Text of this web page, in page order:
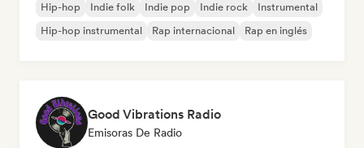
Hip-hop Indie folk Indie pop Indie rock
Instrumental
Hip-hop instrumental
Rap internacional Rap en inglés
Good Vibrations Radio
Emisoras De Radio